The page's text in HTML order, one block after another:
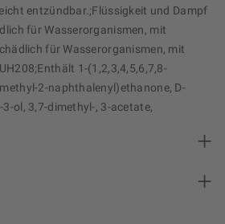
entzündbar.;Flüssigkeit und Dampf
für Wasserorganismen, mit
für Wasserorganismen, mit
1-(1,2,3,4,5,6,7,8-
2-naphthalenyl)ethanone, D-
ol, 3,7-dimethyl-, 3-acetate,